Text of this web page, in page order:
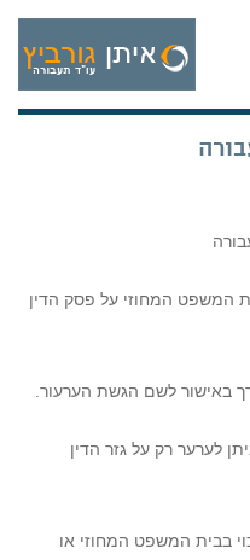
המשפט המחוזי על פסק הדין
לערער רק על גזר הדין
בבית המשפט המחוזי או